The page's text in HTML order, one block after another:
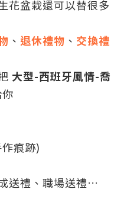
花盆栽還可以替很多
、 退休禮物 、 交換禮
大型-西班牙風情-喬
痕跡)
送禮、職場送禮…